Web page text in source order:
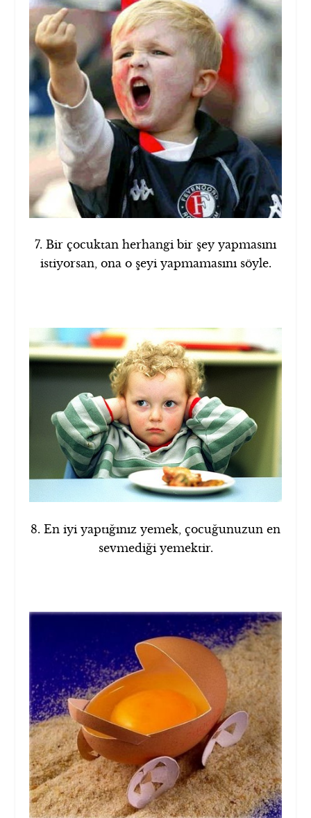
7. Bir çocuktan herhangi bir şey yapmasını
istiyorsan, ona o şeyi yapmamasını söyle.
8. En iyi yaptığınız yemek, çocuğunuzun en
sevmediği yemektir.